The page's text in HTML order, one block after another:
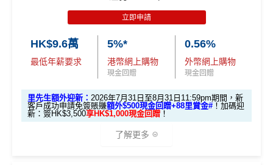
Apple Pay及Google Pay簽賬可享高達10%回贈
HK$500回贈！
以上加埋，迎新期內合共可享高達
立即下載「AEON HK」手機App並輸入：
MILEWAKU
aPvoCRjPBh9 基本迎新：
推廣期：2026年1月1日至12月31日
迎新優惠：批卡後60日內累積簽賬滿HK$5,000，新客
+FUN Dollars
迎舊優惠：現有恒生卡客戶都有$300 +FUN Dollars！
全日制大學/大專學生於批卡後首60日內累積簽賬滿HK
$2,000都有迎新優惠！
海外外幣簽賬可享高達6% +FUN Dollars回贈
里賞金 ❗️（由里先生派出🎯38新會員額
#每1里賞金 ≈ HK$1，可兌換FPS轉數快回贈！詳情
es.hk/mmcredit
全新信用卡客戶基本迎新：
基本迎新賺$300 「獎賞錢」
啟動新卡後再成功申請「現金套現」分期計劃，獲批
金額達港幣20,000元或以上，並選擇12個月或以上還
立即申請
HK$9.6萬
最低年薪要求
5%*
港幣網上購物
現金回贈
0.56%
外幣網上購物
現金回贈
里先生額外迎新： 2026年7月31日至8月31日11:59pm期間，新
客戶成功申請免簽賬賺額外$500現金回贈+88里賞金# ！ 加碼迎
新：簽HK$3,500享HK$1,000現金回贈 ！
了解更多